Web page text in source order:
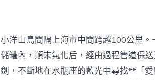
小洋山島間隔上海市中間跨越100公里
儲罐內，顛末氣化后，經由過程管道保
劍，不斷地在水瓶座的藍光中尋找**「